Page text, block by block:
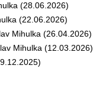
(28.06.2026)
(22.06.2026)
Mihulka (26.04.2026)
Mihulka (12.03.2026)